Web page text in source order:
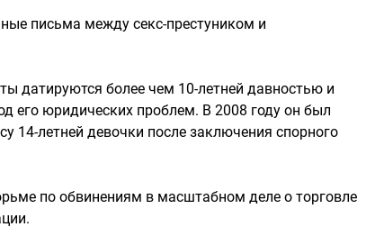
письма между секс-престуником и
датируются более чем 10-летней давностью и
его юридических проблем. В 2008 году он был
14-летней девочки после заключения спорного
по обвинениям в масштабном деле о торговле